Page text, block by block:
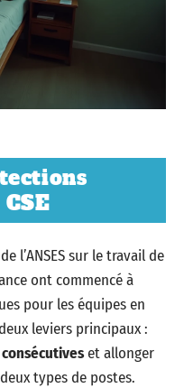
l’ANSES sur le travail de
ont commencé à
pour les équipes en
leviers principaux :
et allonger
types de postes.